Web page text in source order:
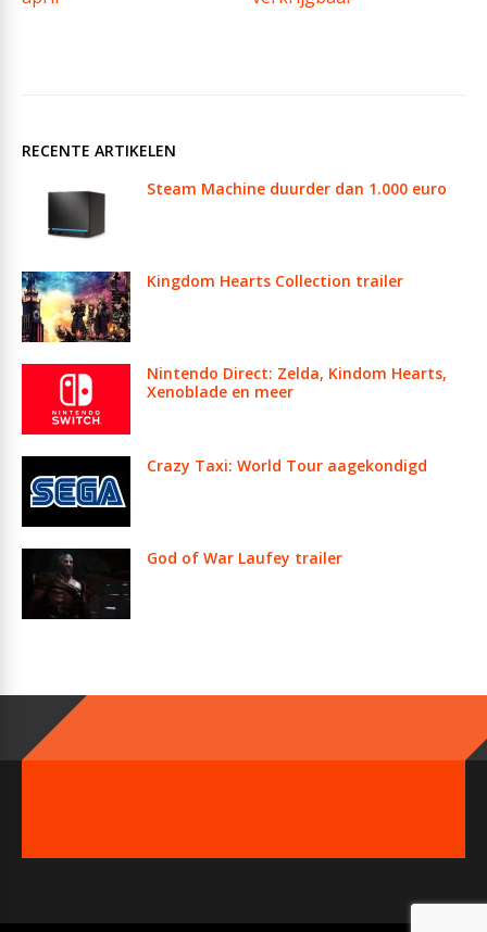
RECENTE ARTIKELEN
Steam Machine duurder dan 1.000 euro
Kingdom Hearts Collection trailer
Nintendo Direct: Zelda, Kindom Hearts,
Xenoblade en meer
Crazy Taxi: World Tour aagekondigd
God of War Laufey trailer